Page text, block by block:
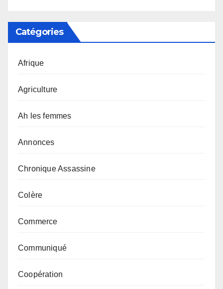
Catégories
Afrique
Agriculture
Ah les femmes
Annonces
Chronique Assassine
Colère
Commerce
Communiqué
Coopération